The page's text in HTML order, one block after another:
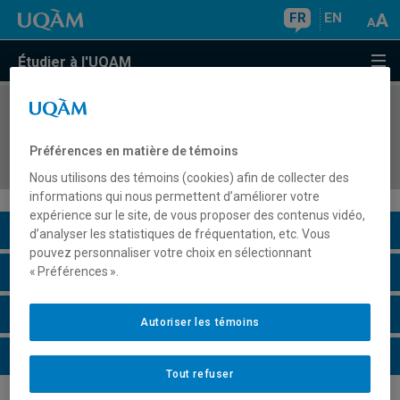
FR EN
Étudier à l'UQAM
COURS//
en hôtellerie et restauration
Description du cours
Horaire - Été 2026
Horaire - Automne 2026
Horaire - Hiver 2027
Préférences en matière de témoins
Nous utilisons des témoins (cookies) afin de collecter des
informations qui nous permettent d’améliorer votre
expérience sur le site, de vous proposer des contenus vidéo,
d’analyser les statistiques de fréquentation, etc. Vous
pouvez personnaliser votre choix en sélectionnant
« Préférences ».
Tout refuser
Autoriser les témoins